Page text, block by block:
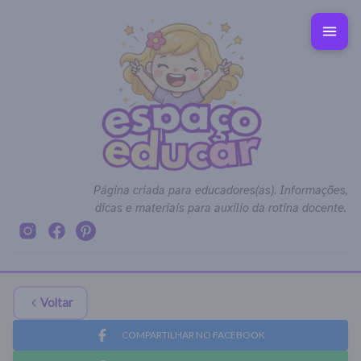
Página criada para educadores(as). Informações,
dicas e materiais para auxílio da rotina docente.
Voltar
COMPARTILHAR NO FACEBOOK